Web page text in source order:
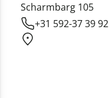
Scharmbarg 105
+31 592-37 39 92